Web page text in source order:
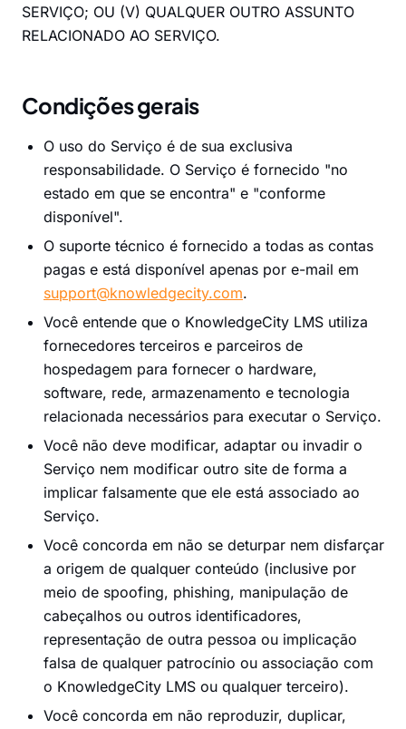
SERVIÇO; OU (V) QUALQUER OUTRO ASSUNTO
RELACIONADO AO SERVIÇO.
Condições gerais
O uso do Serviço é de sua exclusiva
responsabilidade. O Serviço é fornecido "no
estado em que se encontra" e "conforme
disponível".
O suporte técnico é fornecido a todas as contas
pagas e está disponível apenas por e-mail em
support@knowledgecity.com.
Você entende que o KnowledgeCity LMS utiliza
fornecedores terceiros e parceiros de
hospedagem para fornecer o hardware,
software, rede, armazenamento e tecnologia
relacionada necessários para executar o Serviço.
Você não deve modificar, adaptar ou invadir o
Serviço nem modificar outro site de forma a
implicar falsamente que ele está associado ao
Serviço.
Você concorda em não se deturpar nem disfarçar
a origem de qualquer conteúdo (inclusive por
meio de spoofing, phishing, manipulação de
cabeçalhos ou outros identificadores,
representação de outra pessoa ou implicação
falsa de qualquer patrocínio ou associação com
o KnowledgeCity LMS ou qualquer terceiro).
Você concorda em não reproduzir, duplicar,